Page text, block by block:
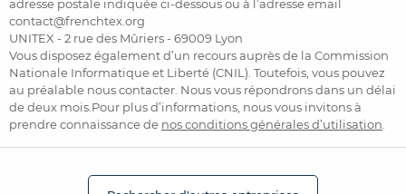
adresse postale indiquée ci-dessous ou à l’adresse email
contact@frenchtex.org
UNITEX - 2 rue des Mûriers - 69009 Lyon
Vous disposez également d’un recours auprès de la Commission
Nationale Informatique et Liberté (CNIL). Toutefois, vous pouvez
au préalable nous contacter. Nous vous répondrons dans un délai
de deux mois.Pour plus d’informations, nous vous invitons à
prendre connaissance de nos conditions générales d’utilisation.